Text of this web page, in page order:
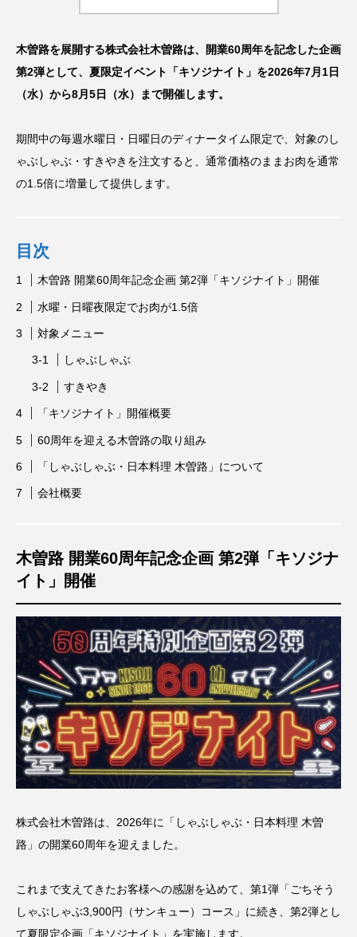
木曽路を展開する株式会社木曽路は、開業60周年を記念した企画
第2弾として、夏限定イベント「キソジナイト」を2026年7月1日
（水）から8月5日（水）まで開催します。
期間中の毎週水曜日・日曜日のディナータイム限定で、対象のし
ゃぶしゃぶ・すきやきを注文すると、通常価格のままお肉を通常
の1.5倍に増量して提供します。
目次
木曽路 開業60周年記念企画 第2弾「キソジナイト」開催
水曜・日曜夜限定でお肉が1.5倍
対象メニュー
しゃぶしゃぶ
すきやき
「キソジナイト」開催概要
60周年を迎える木曽路の取り組み
「しゃぶしゃぶ・日本料理 木曽路」について
会社概要
木曽路 開業60周年記念企画 第2弾「キソジナ
イト」開催
株式会社木曽路は、2026年に「しゃぶしゃぶ・日本料理 木曽
路」の開業60周年を迎えました。
これまで支えてきたお客様への感謝を込めて、第1弾「ごちそう
しゃぶしゃぶ3,900円（サンキュー）コース」に続き、第2弾とし
て夏限定企画「キソジナイト」を実施します。